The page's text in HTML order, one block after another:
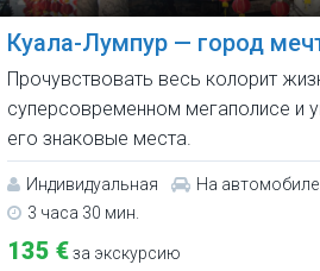
Куала-Лумпур — город
Прочувствовать весь колорит
суперсовременном мегаполисе и
его знаковые места.
Индивидуальная
На автомобиле
3 часа 30 мин.
135 €за экскурсию